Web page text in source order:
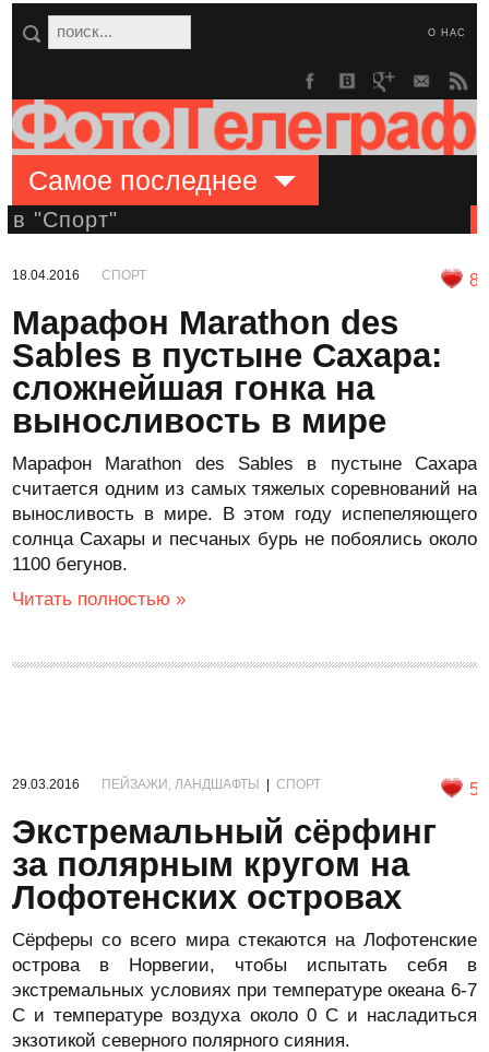
О НАС
Самое последнее
в "Спорт"
18.04.2016 СПОРТ 8
Марафон Marathon des
Sables в пустыне Сахара:
сложнейшая гонка на
выносливость в мире
Марафон Marathon des Sables в пустыне Сахара
считается одним из самых тяжелых соревнований на
выносливость в мире. В этом году испепеляющего
солнца Сахары и песчаных бурь не побоялись около
1100 бегунов.
Читать полностью »
29.03.2016 ПЕЙЗАЖИ, ЛАНДШАФТЫ |СПОРТ 5
Экстремальный сёрфинг
за полярным кругом на
Лофотенских островах
Сёрферы со всего мира стекаются на Лофотенские
острова в Норвегии, чтобы испытать себя в
экстремальных условиях при температуре океана 6-7
С и температуре воздуха около 0 С и насладиться
экзотикой северного полярного сияния.